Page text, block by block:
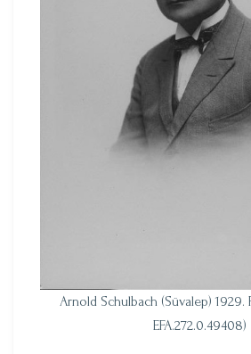
Arnold Schulbach (Süvalep) 1929.
EFA.272.0.49408)